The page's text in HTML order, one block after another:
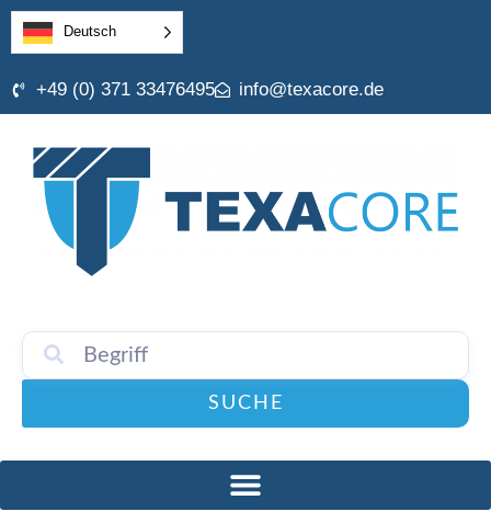
Deutsch
+49 (0) 371 33476495 info@texacore.de
SUCHE